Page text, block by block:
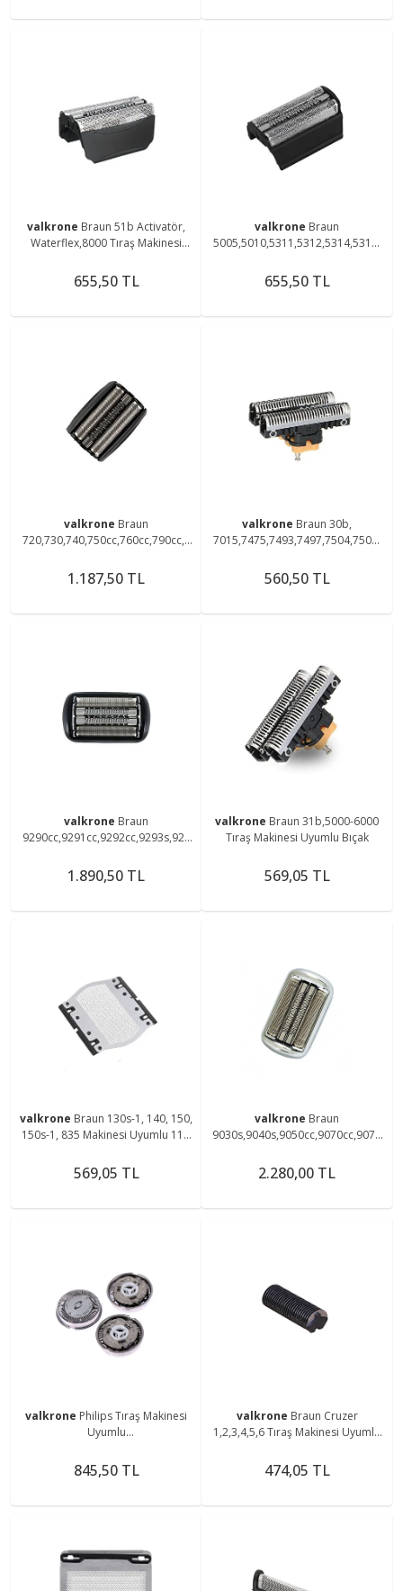
valkrone Braun 51b Activatör,
Waterflex,8000 Tıraş Makinesi
655,50 TL
valkrone Braun
5005,5010,5311,5312,5314,5317,
Elek Başlık
655,50 TL
valkrone Braun
720,730,740,750cc,760cc,790cc,7
Uyumlu 70b Elek Ve Bıçak
1.187,50 TL
valkrone Braun 30b,
7015,7475,7493,7497,7504,7505,
Makinesi Uyumlu Bıçak
560,50 TL
valkrone Braun
9290cc,9291cc,9292cc,9293s,929
90b,92b Elek Ve Bıçak
1.890,50 TL
valkrone Braun 31b,5000-6000
Tıraş Makinesi Uyumlu Bıçak
569,05 TL
valkrone Braun 130s-1, 140, 150,
150s-1, 835 Makinesi Uyumlu 11b
569,05 TL
valkrone Braun
9030s,9040s,9050cc,9070cc,9075
Uyumlu 92s Elek ve Bıçak
2.280,00 TL
valkrone Philips Tıraş Makinesi
Uyumlu
Bıçak
845,50 TL
valkrone Braun Cruzer
1,2,3,4,5,6 Tıraş Makinesi Uyumlu
474,05 TL